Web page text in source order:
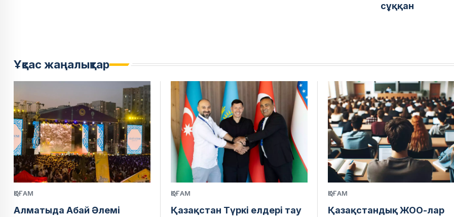
сұққан
Ұқсас жаңалықтар
ҚОҒАМ
Алматыда Абай Әлемі
ҚОҒАМ
Қазақстан Түркі елдері тау
ҚОҒАМ
Қазақстандық ЖОО-лар